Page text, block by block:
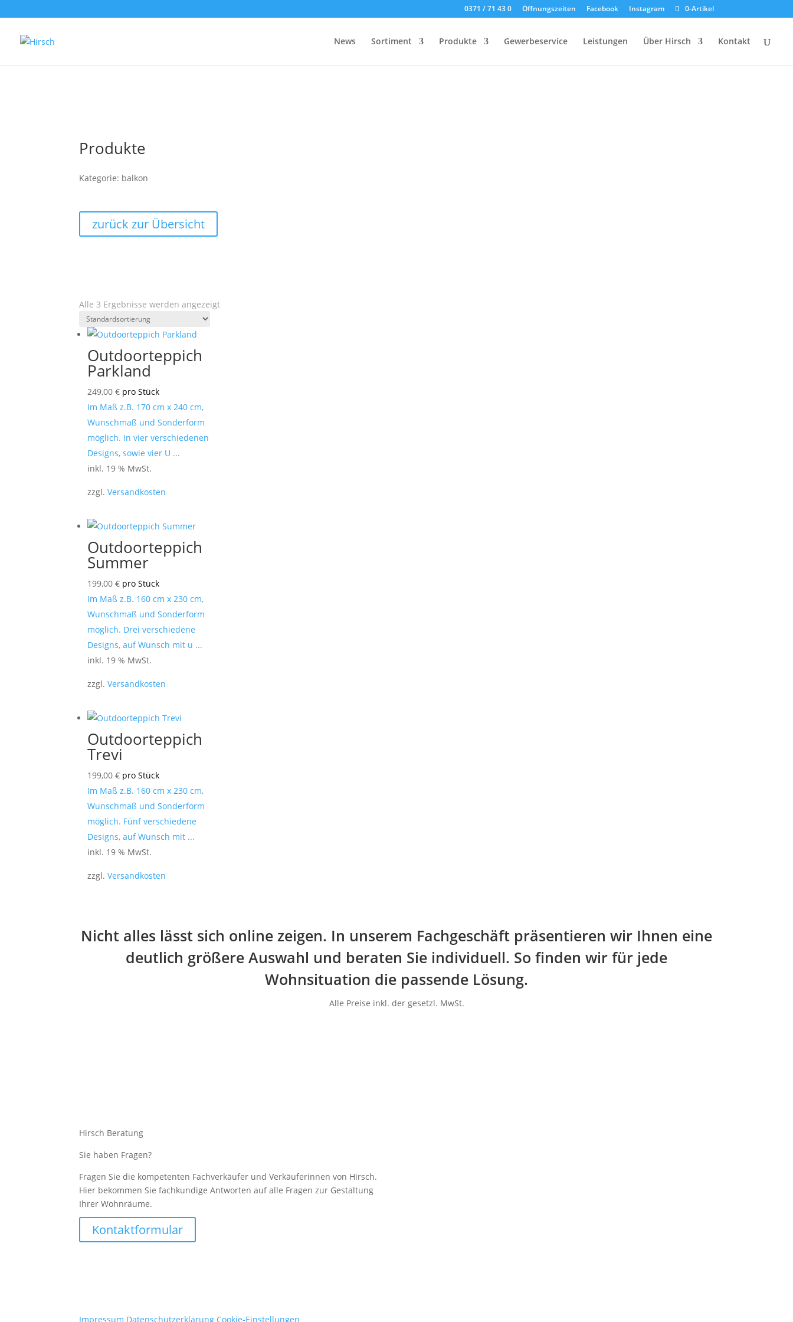
0371 / 71 43 0 Öffnungszeiten Facebook Instagram 0-Artikel
News Sortiment Produkte Gewerbeservice Leistungen Über Hirsch Kontakt
Produkte
Kategorie: balkon
zurück zur Übersicht
Alle 3 Ergebnisse werden angezeigt
Outdoorteppich
Parkland
249,00€ pro Stück
Im Maß z.B. 170 cm x 240 cm,
Wunschmaß und Sonderform
möglich. In vier verschiedenen
Designs, sowie vier U ...
inkl. 19 % MwSt.
zzgl.Versandkosten
Outdoorteppich
Summer
199,00€ pro Stück
Im Maß z.B. 160 cm x 230 cm,
Wunschmaß und Sonderform
möglich. Drei verschiedene
Designs, auf Wunsch mit u ...
inkl. 19 % MwSt.
zzgl.Versandkosten
Outdoorteppich
Trevi
199,00€ pro Stück
Im Maß z.B. 160 cm x 230 cm,
Wunschmaß und Sonderform
möglich. Fünf verschiedene
Designs, auf Wunsch mit ...
inkl. 19 % MwSt.
zzgl.Versandkosten
Nicht alles lässt sich online zeigen. In unserem Fachgeschäft präsentieren wir Ihnen eine
deutlich größere Auswahl und beraten Sie individuell. So finden wir für jede
Wohnsituation die passende Lösung.
Alle Preise inkl. der gesetzl. MwSt.
Hirsch Beratung
Sie haben Fragen?
Fragen Sie die kompetenten Fachverkäufer und Verkäuferinnen von Hirsch.
Hier bekommen Sie fachkundige Antworten auf alle Fragen zur Gestaltung
Ihrer Wohnräume.
Kontaktformular
Impressum Datenschutzerklärung Cookie-Einstellungen